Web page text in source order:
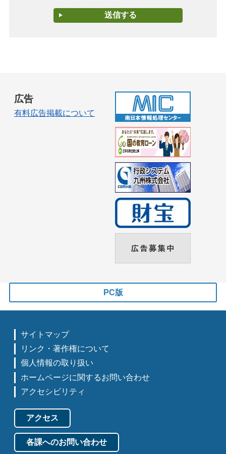
広告
有料広告掲載について
PC版
サイトマップ
リンク・著作権について
個人情報の取り扱い
ホームページに関するお問い合わせ
アクセシビリティ
アクセス
各課へのお問い合わせ